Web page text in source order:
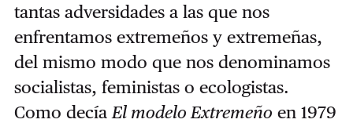
tantas adversidades a las que nos
enfrentamos extremeños y extremeñas,
del mismo modo que nos denominamos
socialistas, feministas o ecologistas.
Como decía El modelo Extremeño en 1979